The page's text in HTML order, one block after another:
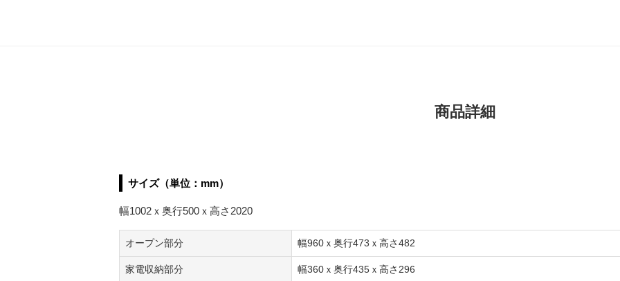
商品詳細
サイズ（単位：mm）
幅1002ｘ奥行500ｘ高さ2020
オープン部分 幅960ｘ奥行473ｘ高さ482
家電収納部分 幅360ｘ奥行435ｘ高さ296